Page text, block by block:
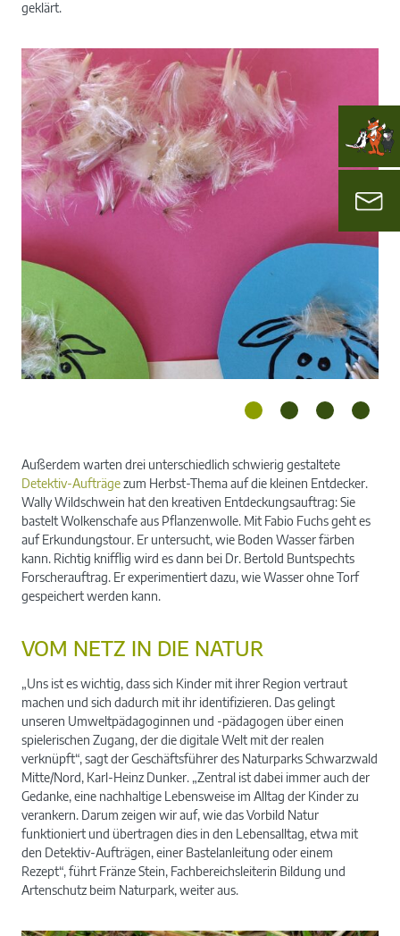
geklärt.
Außerdem warten drei unterschiedlich schwierig gestaltete
Detektiv-Aufträgezum Herbst-Thema auf die kleinen Entdecker.
Wally Wildschwein hat den kreativen Entdeckungsauftrag: Sie
bastelt Wolkenschafe aus Pflanzenwolle. Mit Fabio Fuchs geht es
auf Erkundungstour. Er untersucht, wie Boden Wasser färben
kann. Richtig knifflig wird es dann bei Dr. Bertold Buntspechts
Forscherauftrag. Er experimentiert dazu, wie Wasser ohne Torf
gespeichert werden kann.
VOM NETZ IN DIE NATUR
„Uns ist es wichtig, dass sich Kinder mit ihrer Region vertraut
machen und sich dadurch mit ihr identifizieren. Das gelingt
unseren Umweltpädagoginnen und -pädagogen über einen
spielerischen Zugang, der die digitale Welt mit der realen
verknüpft“, sagt der Geschäftsführer des Naturparks Schwarzwald
Mitte/Nord, Karl-Heinz Dunker. „Zentral ist dabei immer auch der
Gedanke, eine nachhaltige Lebensweise im Alltag der Kinder zu
verankern. Darum zeigen wir auf, wie das Vorbild Natur
funktioniert und übertragen dies in den Lebensalltag, etwa mit
den Detektiv-Aufträgen, einer Bastelanleitung oder einem
Rezept“, führt Fränze Stein, Fachbereichsleiterin Bildung und
Artenschutz beim Naturpark, weiter aus.